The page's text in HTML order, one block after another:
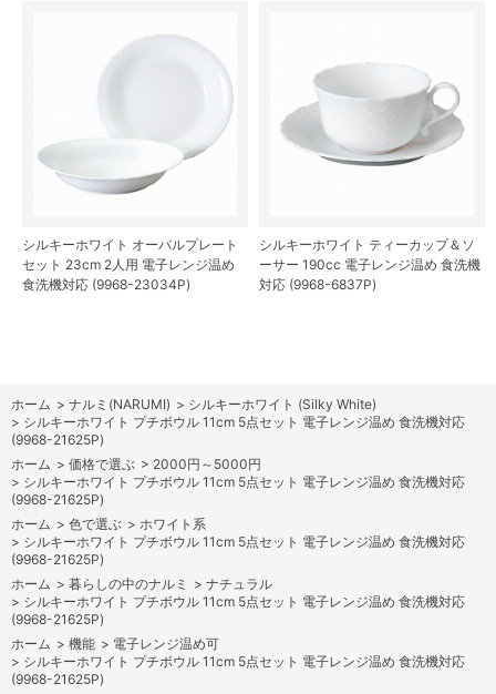
シルキーホワイト オーバルプレート
セット 23cm 2人用 電子レンジ温め
食洗機対応 (9968-23034P)
シルキーホワイト ティーカップ＆ソ
ーサー 190cc 電子レンジ温め 食洗機
対応 (9968-6837P)
ホーム > ナルミ(NARUMI) > シルキーホワイト (Silky White)
> シルキーホワイト プチボウル 11cm 5点セット 電子レンジ温め 食洗機対応
(9968-21625P)
ホーム > 価格で選ぶ > 2000円～5000円
> シルキーホワイト プチボウル 11cm 5点セット 電子レンジ温め 食洗機対応
(9968-21625P)
ホーム > 色で選ぶ > ホワイト系
> シルキーホワイト プチボウル 11cm 5点セット 電子レンジ温め 食洗機対応
(9968-21625P)
ホーム > 暮らしの中のナルミ > ナチュラル
> シルキーホワイト プチボウル 11cm 5点セット 電子レンジ温め 食洗機対応
(9968-21625P)
ホーム > 機能 > 電子レンジ温め可
> シルキーホワイト プチボウル 11cm 5点セット 電子レンジ温め 食洗機対応
(9968-21625P)